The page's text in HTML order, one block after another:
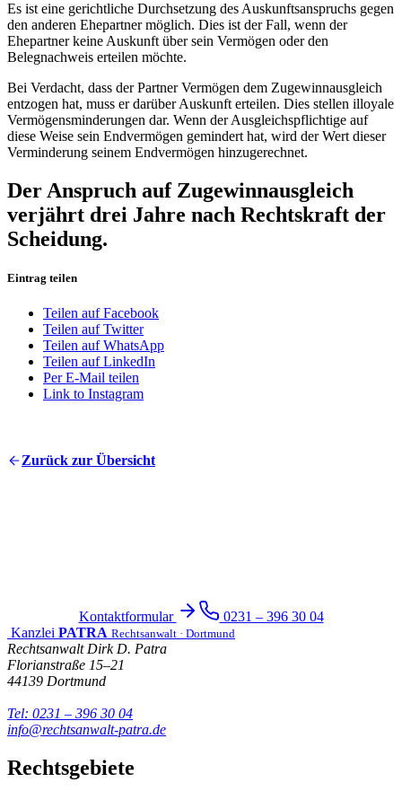
Es ist eine gerichtliche Durchsetzung des Auskunftsanspruchs gegen
den anderen Ehepartner möglich. Dies ist der Fall, wenn der
Ehepartner keine Auskunft über sein Vermögen oder den
Belegnachweis erteilen möchte.
Bei Verdacht, dass der Partner Vermögen dem Zugewinnausgleich
entzogen hat, muss er darüber Auskunft erteilen. Dies stellen illoyale
Vermögensminderungen dar. Wenn der Ausgleichspflichtige auf
diese Weise sein Endvermögen gemindert hat, wird der Wert dieser
Verminderung seinem Endvermögen hinzugerechnet.
Der Anspruch auf Zugewinnausgleich
verjährt drei Jahre nach Rechtskraft der
Scheidung.
Eintrag teilen
Teilen auf Facebook
Teilen auf Twitter
Teilen auf WhatsApp
Teilen auf LinkedIn
Per E-Mail teilen
Link to Instagram
Zurück zur Übersicht
Kontaktformular
0231 – 396 30 04
Kanzlei PATRA Rechtsanwalt · Dortmund
Rechtsanwalt Dirk D. Patra
Florianstraße 15–21
44139 Dortmund
Tel: 0231 – 396 30 04
info@rechtsanwalt-patra.de
Rechtsgebiete